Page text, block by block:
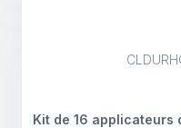
Kit de 16